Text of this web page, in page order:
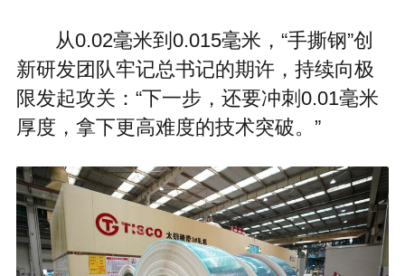
从0.02毫米到0.015毫米，“手撕钢”创
新研发团队牢记总书记的期许，持续向极
限发起攻关：“下一步，还要冲刺0.01毫米
厚度，拿下更高难度的技术突破。”